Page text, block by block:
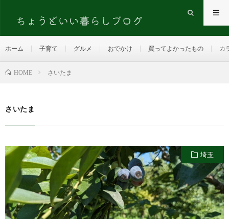
ホーム 子育て グルメ おでかけ 買ってよかったもの カ
HOME さいたま
さいたま
埼玉